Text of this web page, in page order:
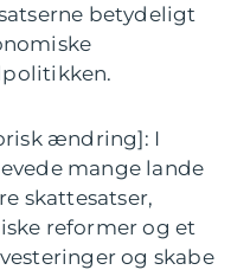
betydeligt
ændring]: I
mange lande
skattesatser,
reformer og et
og skabe